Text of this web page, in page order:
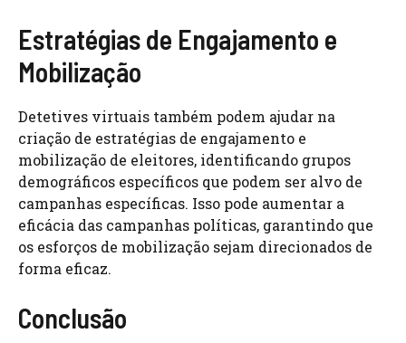
Estratégias de Engajamento e
Mobilização
Detetives virtuais também podem ajudar na
criação de estratégias de engajamento e
mobilização de eleitores, identificando grupos
demográficos específicos que podem ser alvo de
campanhas específicas. Isso pode aumentar a
eficácia das campanhas políticas, garantindo que
os esforços de mobilização sejam direcionados de
forma eficaz.
Conclusão